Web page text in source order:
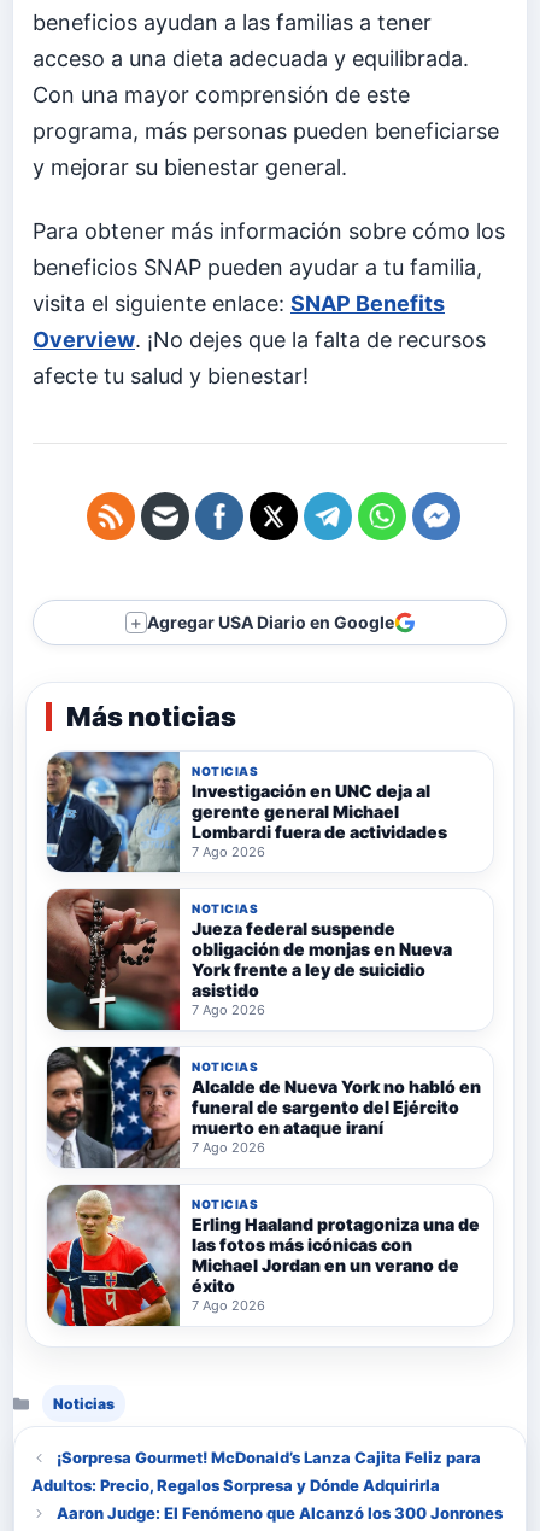
beneficios ayudan a las familias a tener
acceso a una dieta adecuada y equilibrada.
Con una mayor comprensión de este
programa, más personas pueden beneficiarse
y mejorar su bienestar general.
Para obtener más información sobre cómo los
beneficios SNAP pueden ayudar a tu familia,
visita el siguiente enlace: SNAP Benefits
Overview. ¡No dejes que la falta de recursos
afecte tu salud y bienestar!
＋ Agregar USA Diario en Google
Más noticias
NOTICIAS
Investigación en UNC deja al
gerente general Michael
Lombardi fuera de actividades
7 Ago 2026
NOTICIAS
Jueza federal suspende
obligación de monjas en Nueva
York frente a ley de suicidio
asistido
7 Ago 2026
NOTICIAS
Alcalde de Nueva York no habló en
funeral de sargento del Ejército
muerto en ataque iraní
7 Ago 2026
NOTICIAS
Erling Haaland protagoniza una de
las fotos más icónicas con
Michael Jordan en un verano de
éxito
7 Ago 2026
Noticias
¡Sorpresa Gourmet! McDonald’s Lanza Cajita Feliz para
Adultos: Precio, Regalos Sorpresa y Dónde Adquirirla
Aaron Judge: El Fenómeno que Alcanzó los 300 Jonrones